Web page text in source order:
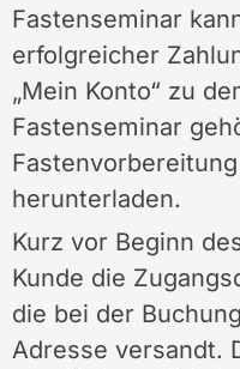
Fastenseminar
erfolgreicher
„Mein Konto“ zu
Fastenseminar
herunterladen.
Kurz vor Beginn
Kunde die
die bei der
Adresse versandt.